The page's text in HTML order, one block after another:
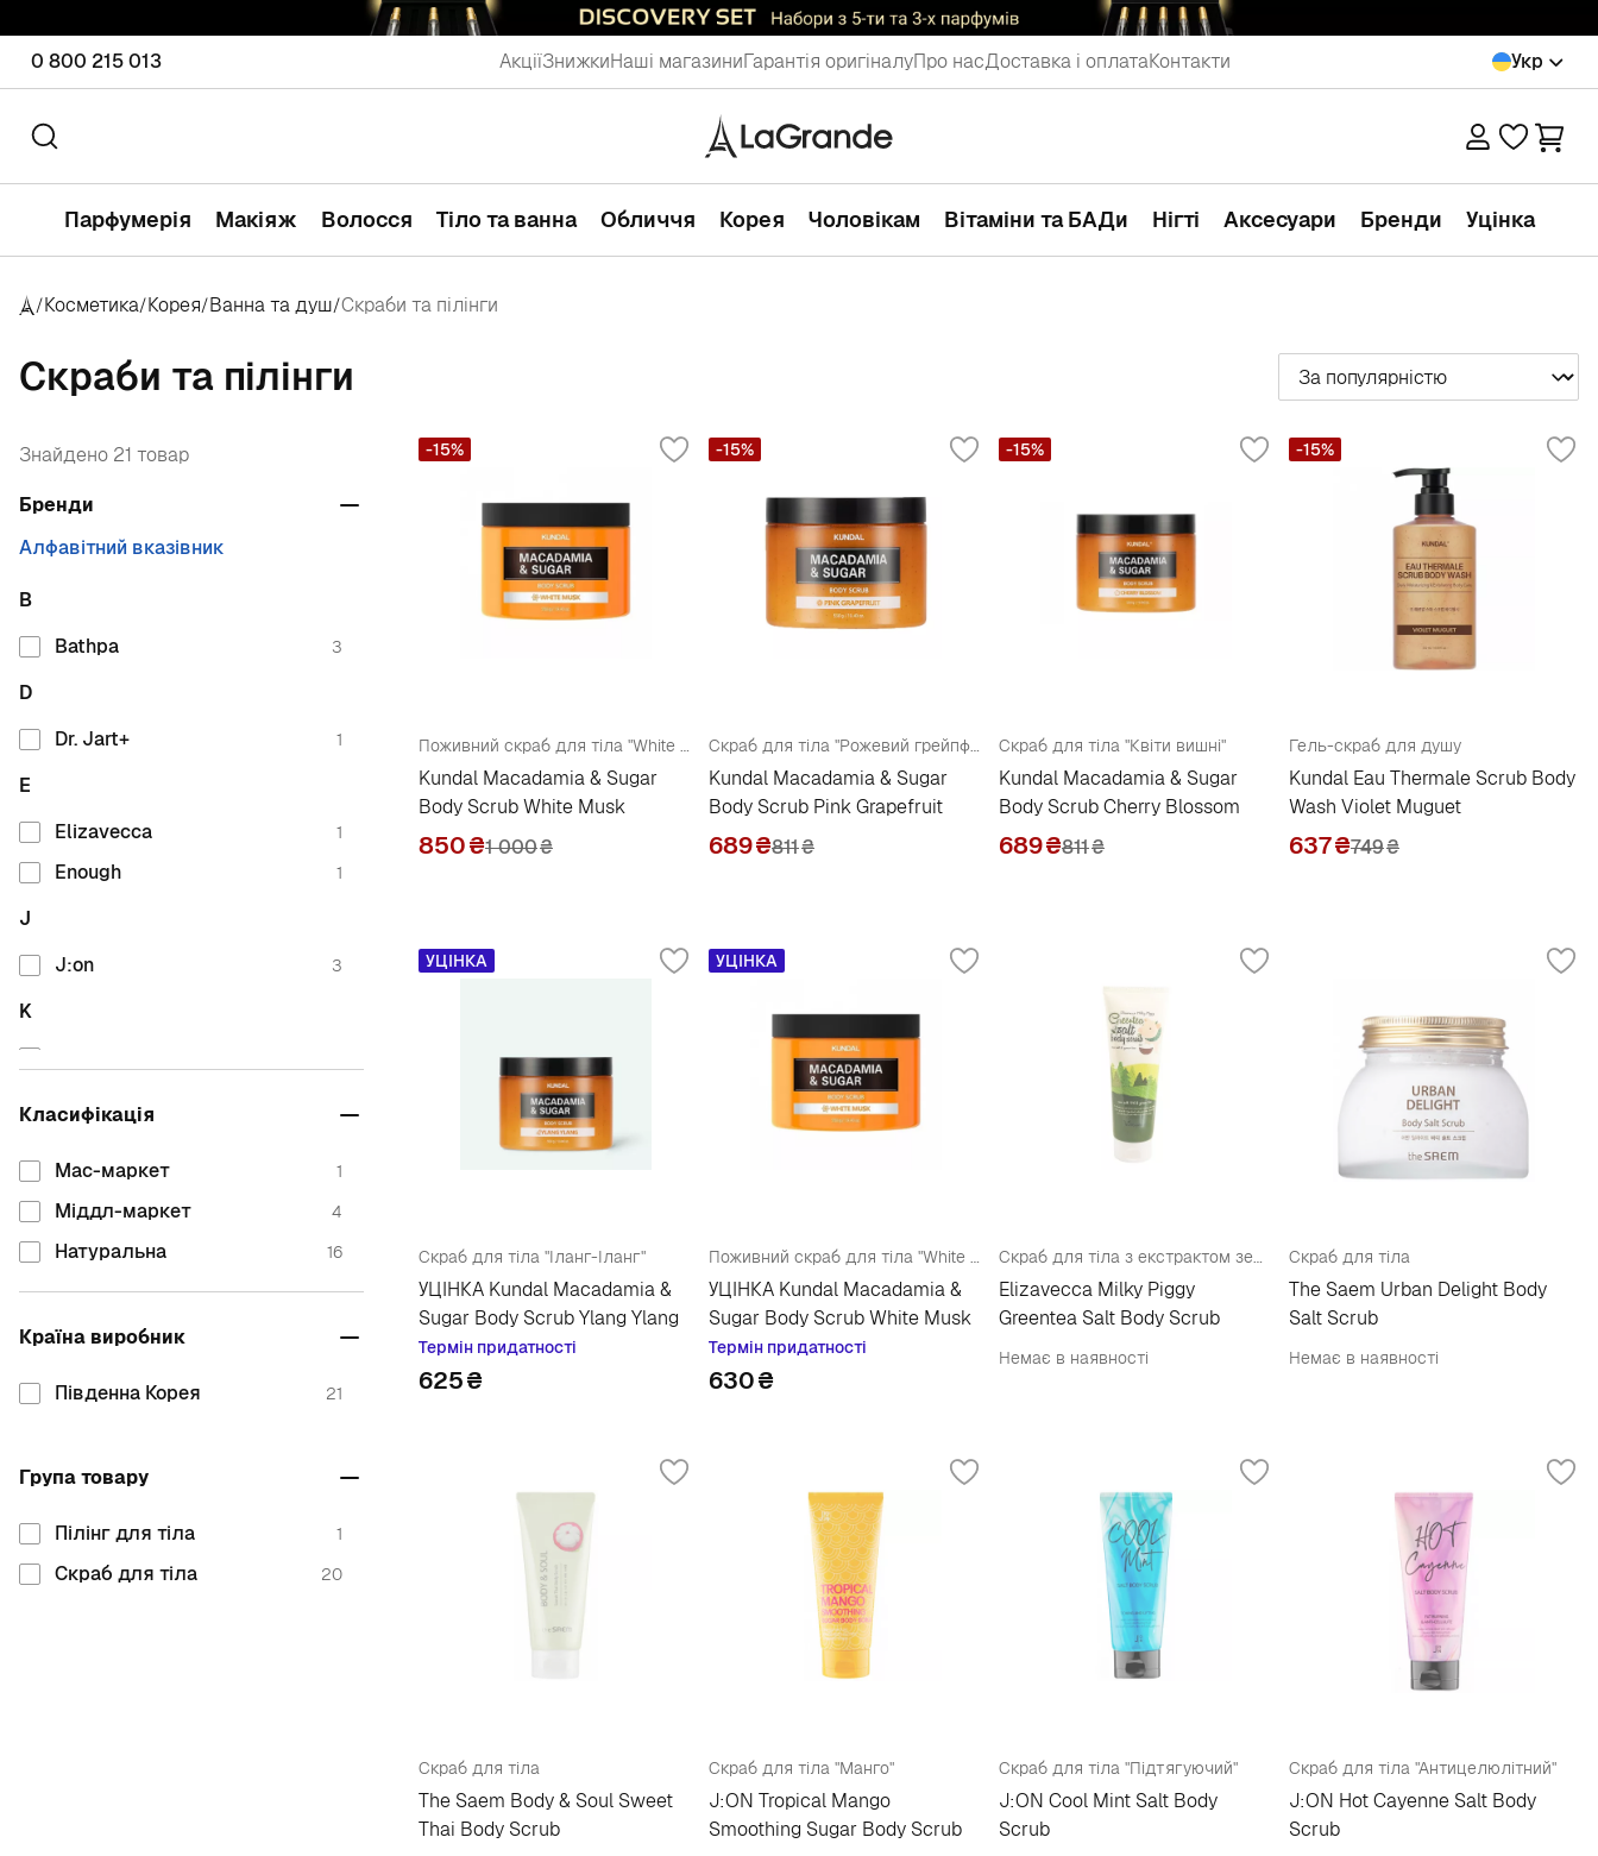
0 800 215 013 АкціїЗнижкиНаші магазиниГарантія оригіналуПро насДоставка і оплатаКонтакти Укр
Парфумерія Макіяж Волосся Тіло та ванна Обличчя Корея Чоловікам Вітаміни та БАДи Нігті Аксесуари Бренди Уцінка
/Косметика/Корея/Ванна та душ/Скраби та пілінги
Скраби та пілінги
Знайдено 21 товар
Бренди
Алфавітний вказівник
B
Bathpa
3
D
Dr. Jart+
1
E
Elizavecca
1
Enough 1
J
J:on
3
K
N
T
The Saem
2
Класифікація
Мас-маркет 1
Міддл-маркет 4
Натуральна 16
Країна виробник
Південна Корея 21
Група товару
Пілінг для тіла 1
Скраб для тіла 20
Поживний скраб для тіла "White Musk"
Kundal Macadamia & Sugar
Body Scrub White Musk
850₴1 000₴
-15%
Скраб для тіла "Рожевий грейпфрут"
Kundal Macadamia & Sugar
Body Scrub Pink Grapefruit
689₴811₴
-15%
Скраб для тіла "Квіти вишні"
Kundal Macadamia & Sugar
Body Scrub Cherry Blossom
689₴811₴
-15%
Гель-скраб для душу
Kundal Eau Thermale Scrub Body
Wash Violet Muguet
637₴749₴
-15%
Скраб для тіла "Іланг-Іланг"
УЦІНКА Kundal Macadamia &
Sugar Body Scrub Ylang Ylang
Термін придатності
625₴
УЦІНКА
Поживний скраб для тіла "White Musk"
УЦІНКА Kundal Macadamia &
Sugar Body Scrub White Musk
Термін придатності
630₴
УЦІНКА
Скраб для тіла з екстрактом зеленого чаю
Elizavecca Milky Piggy
Greentea Salt Body Scrub
Немає в наявності
Скраб для тіла
The Saem Urban Delight Body
Salt Scrub
Немає в наявності
Скраб для тіла
The Saem Body & Soul Sweet
Thai Body Scrub
Скраб для тіла "Манго"
J:ON Tropical Mango
Smoothing Sugar Body Scrub
Скраб для тіла "Підтягуючий"
J:ON Cool Mint Salt Body
Scrub
Скраб для тіла "Антицелюлітний"
J:ON Hot Cayenne Salt Body
Scrub